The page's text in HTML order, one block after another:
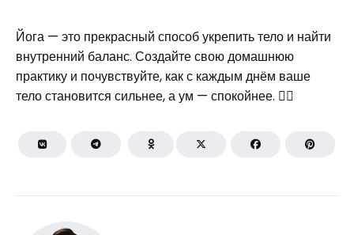
Йога — это прекрасный способ укрепить тело и найти
внутренний баланс. Создайте свою домашнюю
практику и почувствуйте, как с каждым днём ваше
тело становится сильнее, а ум — спокойнее. 🧘‍♀️